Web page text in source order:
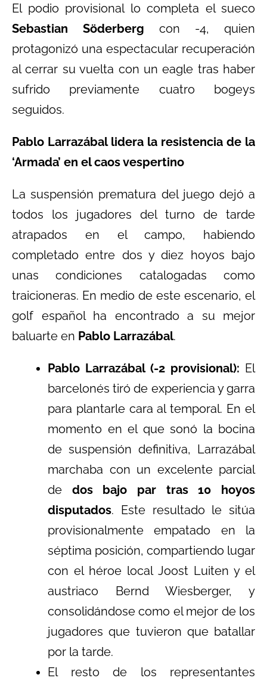
El podio provisional lo completa el sueco
Sebastian Söderberg con -4, quien
protagonizó una espectacular recuperación
al cerrar su vuelta con un eagle tras haber
sufrido previamente cuatro bogeys
seguidos.
Pablo Larrazábal lidera la resistencia de la
‘Armada’ en el caos vespertino
La suspensión prematura del juego dejó a
todos los jugadores del turno de tarde
atrapados en el campo, habiendo
completado entre dos y diez hoyos bajo
unas condiciones catalogadas como
traicioneras. En medio de este escenario, el
golf español ha encontrado a su mejor
baluarte en Pablo Larrazábal.
Pablo Larrazábal (-2 provisional): El
barcelonés tiró de experiencia y garra
para plantarle cara al temporal. En el
momento en el que sonó la bocina
de suspensión definitiva, Larrazábal
marchaba con un excelente parcial
de dos bajo par tras 10 hoyos
disputados. Este resultado le sitúa
provisionalmente empatado en la
séptima posición, compartiendo lugar
con el héroe local Joost Luiten y el
austriaco Bernd Wiesberger, y
consolidándose como el mejor de los
jugadores que tuvieron que batallar
por la tarde.
El resto de los representantes